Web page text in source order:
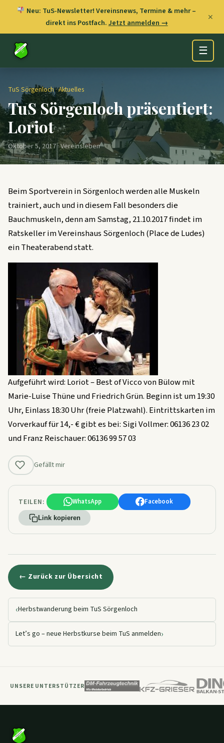
Neu: TuS-Newsletter! Vereinsnews, Termine & mehr –
direkt ins Postfach.Jetzt anmelden →
✕
☰
TuS Sörgenloch·Aktuelles
TuS Sörgenloch präsentiert:
Loriot
Oktober 5, 2017 · Vereinsleben
Beim Sportverein in Sörgenloch werden alle Muskeln
trainiert, auch und in diesem Fall besonders die
Bauchmuskeln, denn am Samstag, 21.10.2017 findet im
Ratskeller im Vereinshaus Sörgenloch (Place de Ludes)
ein Theaterabend statt.
Aufgeführt wird: Loriot – Best of Vicco von Bülow mit
Marie-Luise Thüne und Friedrich Grün. Beginn ist um 19:30
Uhr, Einlass 18:30 Uhr (freie Platzwahl). Eintrittskarten im
Vorverkauf für 14,- € gibt es bei: Sigi Vollmer: 06136 23 02
und Franz Reischauer: 06136 99 57 03
Gefällt mir
TEILEN: WhatsApp Facebook
Link kopieren
← Zurück zur Übersicht
‹Herbstwanderung beim TuS Sörgenloch
Let’s go – neue Herbstkurse beim TuS anmelden›
UNSERE UNTERSTÜTZER